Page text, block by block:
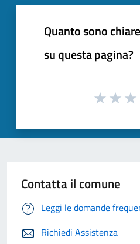
Quanto sono
su questa pagina?
Contatta il comune
Leggi le domande
Richiedi Assistenza